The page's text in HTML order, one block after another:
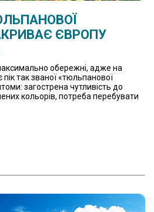
ЄВРОПУ
обережні, адже на
так званої «тюльпанової
загострена чутливість до
кольорів, потреба перебувати